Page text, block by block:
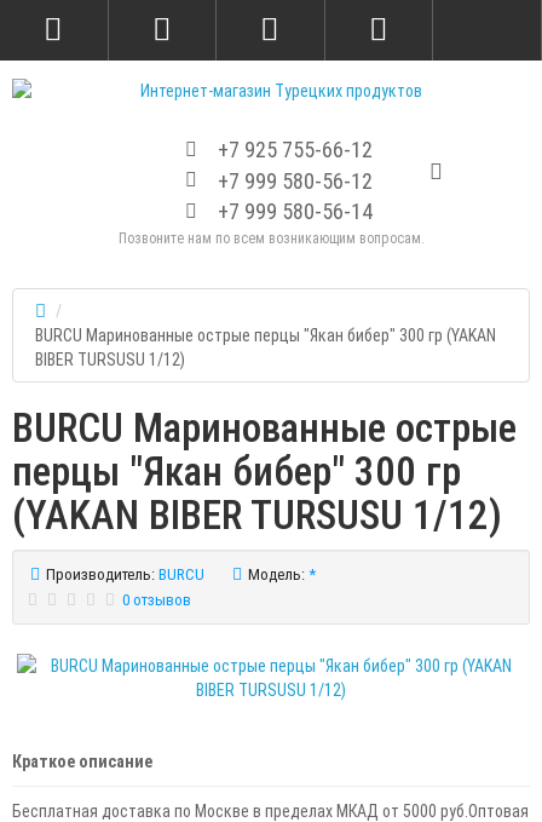
+7 925 755-66-12
+7 999 580-56-12
+7 999 580-56-14
Позвоните нам по всем возникающим вопросам.
BURCU Маринованные острые перцы "Якан бибер" 300 гр (YAKAN
BIBER TURSUSU 1/12)
BURCU Маринованные острые
перцы "Якан бибер" 300 гр
(YAKAN BIBER TURSUSU 1/12)
Производитель: BURCU Модель: *
0 отзывов
Краткое описание
Бесплатная доставка по Москве в пределах МКАД от 5000 руб.Оптовая